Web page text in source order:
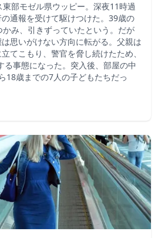
部モゼル県ウッピー。深夜11時過
通報を受けて駆けつけた。39歳の
み、引きずっていたという。だが
思いがけない方向に転がる。父親は
てこもり、警官を脅し続けたため、
る事態になった。突入後、部屋の中
18歳までの7人の子どもたちだっ